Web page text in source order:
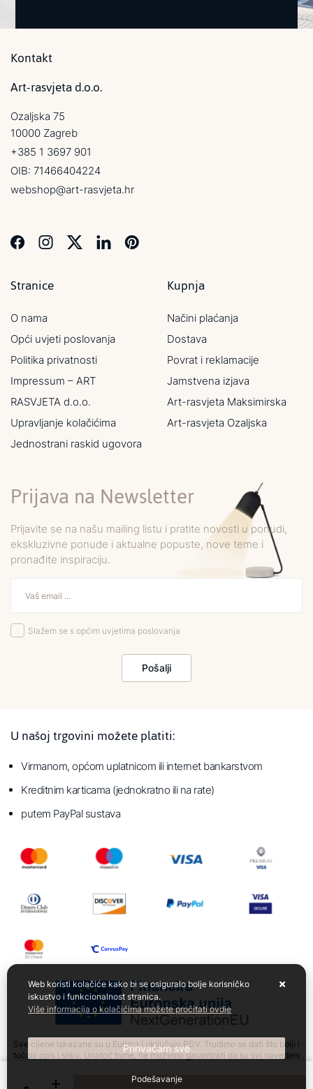
Kontakt
Art-rasvjeta d.o.o.
Ozaljska 75
10000 Zagreb
+385 1 3697 901
OIB: 71466404224
webshop@art-rasvjeta.hr
Stranice
O nama
Opći uvjeti poslovanja
Politika privatnosti
Impressum – ART
RASVJETA d.o.o.
Upravljanje kolačićima
Jednostrani raskid ugovora
Kupnja
Načini plaćanja
Dostava
Povrat i reklamacije
Jamstvena izjava
Art-rasvjeta Maksimirska
Art-rasvjeta Ozaljska
Prijava na Newsletter
Prijavite se na našu mailing listu i pratite novosti u ponudi,
ekskluzivne ponude i aktualne popuste, nove teme i
pronađite inspiraciju.
Slažem se s općim uvjetima poslovanja
Pošalji
U našoj trgovini možete platiti:
Virmanom, općom uplatnicom ili internet bankarstvom
Kreditnim karticama (jednokratno ili na rate)
putem PayPal sustava
Sve cijene iskazane su u Eurima i uključuju PDV. Trudimo se dati što bolji i
točniji opis i sliku. Unatoč tome, ne možemo garantirati da su svi navedeni
nastale u opisu proizvoda, slikama proizvoda te promjene cijena.
Web koristi kolačiće kako bi se osiguralo bolje korisničko
iskustvo i funkcionalnost stranica.
Više informacija o kolačićima možete pročitati ovdje
Prihvaćam sve
Podešavanje